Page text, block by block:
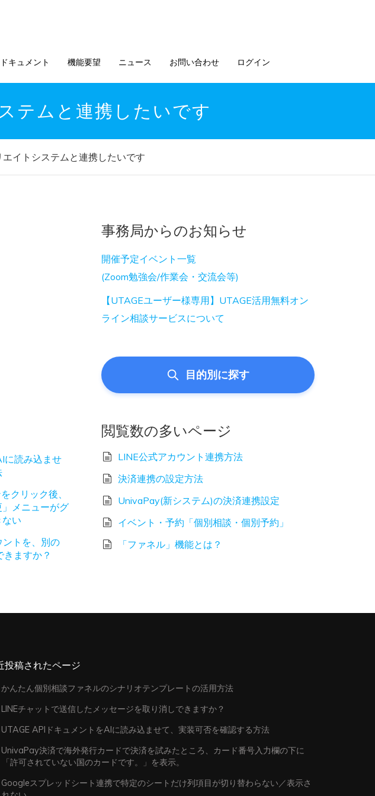
キュメント 機能要望 ニュース お問い合わせ ログイン
テムと連携したいです
イトシステムと連携したいです
に読み込ませ
クリック後、
」メニューがグ
い
ントを、別の
ますか？
事務局からのお知らせ
開催予定イベント一覧
(Zoom勉強会/作業会・交流会等)
【UTAGEユーザー様専用】UTAGE活用無料オン
ライン相談サービスについて
目的別に探す
閲覧数の多いページ
LINE公式アカウント連携方法
決済連携の設定方法
UnivaPay(新システム)の決済連携設定
イベント・予約「個別相談・個別予約」
「ファネル」機能とは？
投稿されたページ
かんたん個別相談ファネルのシナリオテンプレートの活用方法
LINEチャットで送信したメッセージを取り消しできますか？
UTAGE APIドキュメントをAIに読み込ませて、実装可否を確認する方法
UnivaPay決済で海外発行カードで決済を試みたところ、カード番号入力欄の下に
「許可されていない国のカードです。」を表示。
Googleスプレッドシート連携で特定のシートだけ列項目が切り替わらない／表示さ